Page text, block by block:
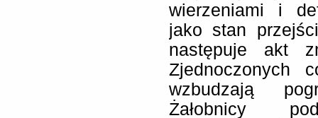
wierzeniami i
jako stan
następuje akt
Zjednoczonych
wzbudzają
Żałobnicy